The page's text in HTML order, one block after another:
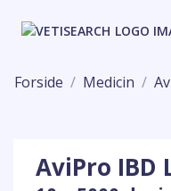
Forside Medicin
AviPro IBD